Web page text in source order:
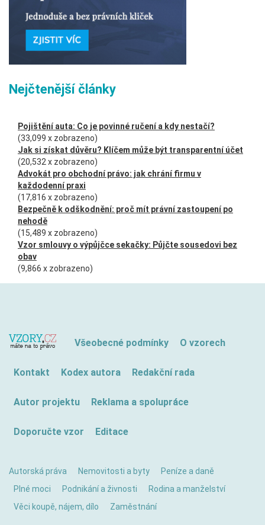
Nejčtenější články
Pojištění auta: Co je povinné ručení a kdy nestačí?
(33,099 x zobrazeno)
Jak si získat důvěru? Klíčem může být transparentní účet
(20,532 x zobrazeno)
Advokát pro obchodní právo: jak chrání firmu v
každodenní praxi
(17,816 x zobrazeno)
Bezpečně k odškodnění: proč mít právní zastoupení po
nehodě
(15,489 x zobrazeno)
Vzor smlouvy o výpůjčce sekačky: Půjčte sousedovi bez
obav
(9,866 x zobrazeno)
Všeobecné podmínky O vzorech
Kontakt Kodex autora Redakční rada
Autor projektu Reklama a spolupráce
Doporučte vzor Editace
Autorská práva Nemovitosti a byty
Peníze a daně
Plné moci
Podnikání a živnosti
Rodina a manželství
Věci koupě, nájem, dílo
Zaměstnání